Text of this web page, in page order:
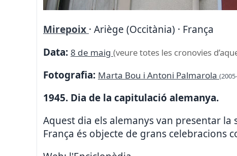
Mirepoix · Ariège (Occitània) · França
Data: 8 de maig (veure totes les cronovies
Fotografia: Marta Bou i Antoni Palmarola
1945. Dia de la capitulació alemanya.
Aquest dia els alemanys van presentar
França és objecte de grans celebracions